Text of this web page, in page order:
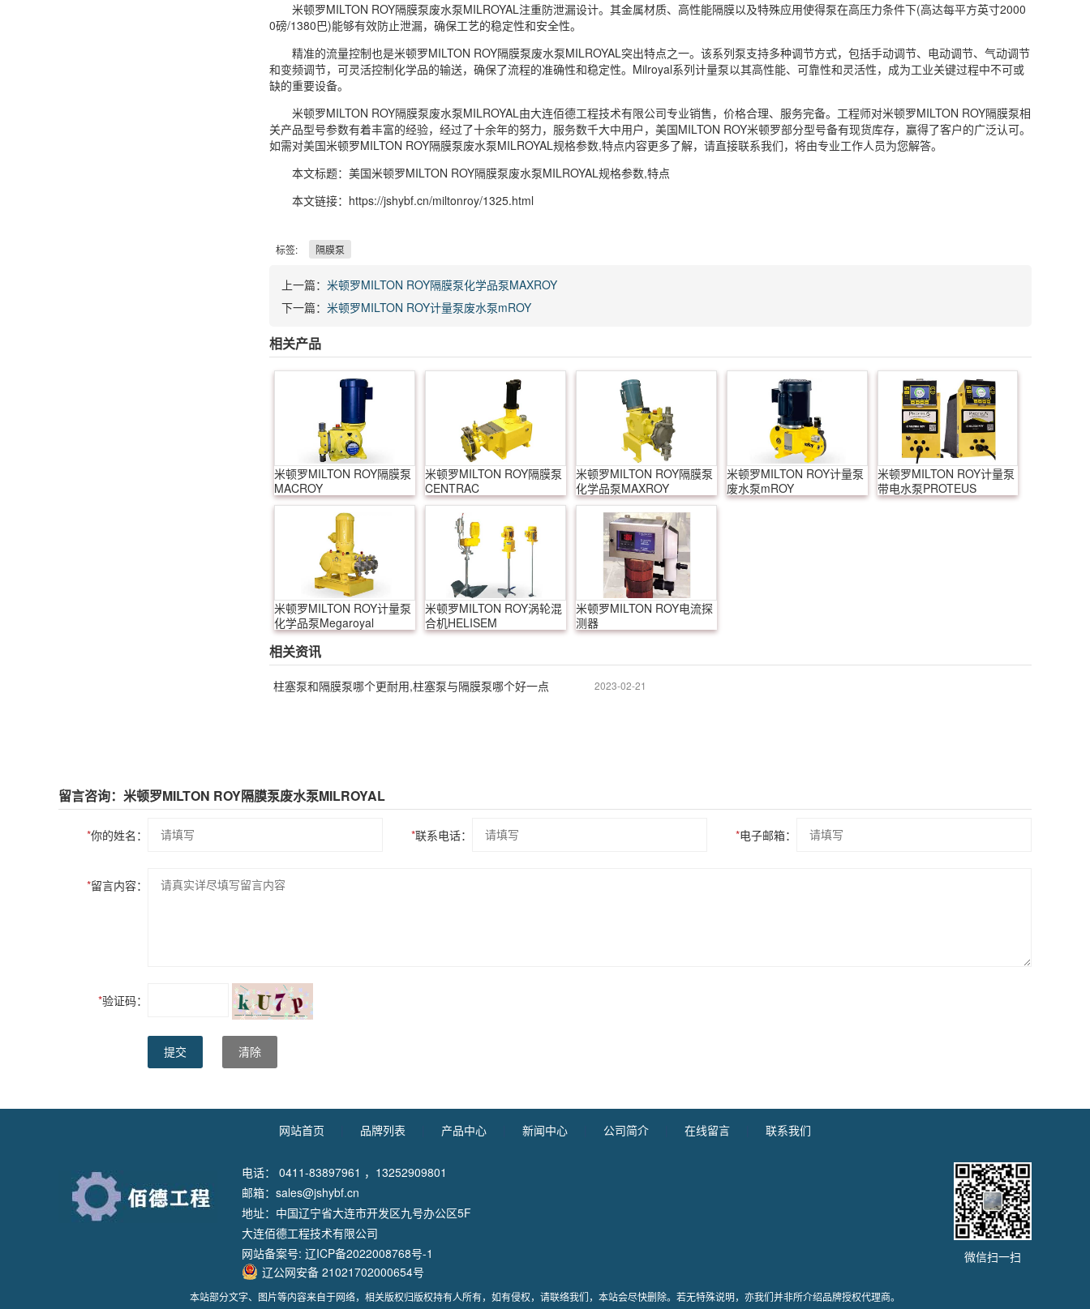
米顿罗MILTON ROY隔膜泵废水泵MILROYAL注重防泄漏设计。其金属材质、高性能隔膜以及特殊应用使得泵在高压力条件下(高达每平方英寸2000
0磅/1380巴)能够有效防止泄漏，确保工艺的稳定性和安全性。
精准的流量控制也是米顿罗MILTON ROY隔膜泵废水泵MILROYAL突出特点之一。该系列泵支持多种调节方式，包括手动调节、电动调节、气动调节
和变频调节，可灵活控制化学品的输送，确保了流程的准确性和稳定性。Milroyal系列计量泵以其高性能、可靠性和灵活性，成为工业关键过程中不可或
缺的重要设备。
米顿罗MILTON ROY隔膜泵废水泵MILROYAL由大连佰德工程技术有限公司专业销售，价格合理、服务完备。工程师对米顿罗MILTON ROY隔膜泵相
关产品型号参数有着丰富的经验，经过了十余年的努力，服务数千大中用户，美国MILTON ROY米顿罗部分型号备有现货库存，赢得了客户的广泛认可。
如需对美国米顿罗MILTON ROY隔膜泵废水泵MILROYAL规格参数,特点内容更多了解，请直接联系我们，将由专业工作人员为您解答。
本文标题：美国米顿罗MILTON ROY隔膜泵废水泵MILROYAL规格参数,特点
本文链接：https://jshybf.cn/miltonroy/1325.html
标签: 隔膜泵
上一篇： 米顿罗MILTON ROY隔膜泵化学品泵MAXROY
下一篇： 米顿罗MILTON ROY计量泵废水泵mROY
相关产品
米顿罗MILTON ROY隔膜泵
MACROY
米顿罗MILTON ROY隔膜泵
CENTRAC
米顿罗MILTON ROY隔膜泵
化学品泵MAXROY
米顿罗MILTON ROY计量泵
废水泵mROY
米顿罗MILTON ROY计量泵
带电水泵PROTEUS
米顿罗MILTON ROY计量泵
化学品泵Megaroyal
米顿罗MILTON ROY涡轮混
合机HELISEM
米顿罗MILTON ROY电流探
测器
相关资讯
2023-02-21
柱塞泵和隔膜泵哪个更耐用,柱塞泵与隔膜泵哪个好一点
留言咨询：米顿罗MILTON ROY隔膜泵废水泵MILROYAL
*你的姓名： *联系电话： *电子邮箱：
*留言内容：
*验证码：
提交 清除
网站首页 品牌列表 产品中心 新闻中心 公司简介 在线留言 联系我们
微信扫一扫
电话： 0411-83897961 ，13252909801
邮箱：sales@jshybf.cn
地址：中国辽宁省大连市开发区九号办公区5F
大连佰德工程技术有限公司
网站备案号: 辽ICP备2022008768号-1
辽公网安备 21021702000654号
本站部分文字、图片等内容来自于网络，相关版权归版权持有人所有，如有侵权，请联络我们，本站会尽快删除。若无特殊说明，亦我们并非所介绍品牌授权代理商。